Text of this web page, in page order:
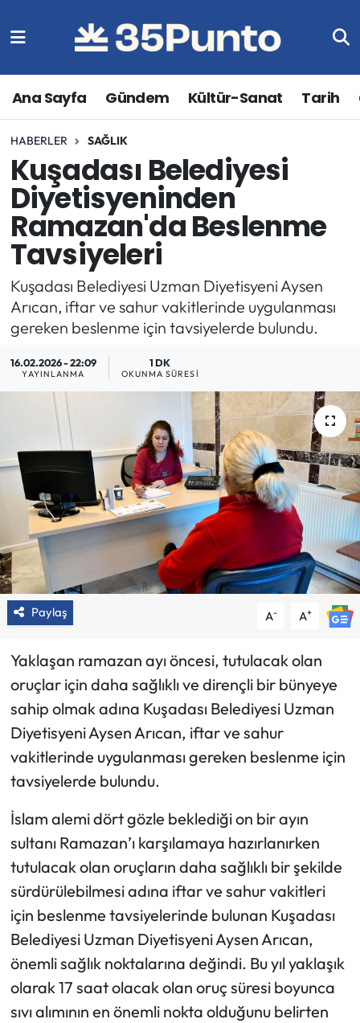
Ana Sayfa Gündem Kültür-Sanat Tarih
HABERLER SAĞLIK
Kuşadası Belediyesi
Diyetisyeninden
Ramazan'da Beslenme
Tavsiyeleri
Kuşadası Belediyesi Uzman Diyetisyeni Aysen
Arıcan, iftar ve sahur vakitlerinde uygulanması
gereken beslenme için tavsiyelerde bulundu.
16.02.2026 - 22:09
YAYINLANMA
1 DK
OKUNMA SÜRESI
Paylaş A- A+
Yaklaşan ramazan ayı öncesi, tutulacak olan
oruçlar için daha sağlıklı ve dirençli bir bünyeye
sahip olmak adına Kuşadası Belediyesi Uzman
Diyetisyeni Aysen Arıcan, iftar ve sahur
vakitlerinde uygulanması gereken beslenme için
tavsiyelerde bulundu.
İslam alemi dört gözle beklediği on bir ayın
sultanı Ramazan’ı karşılamaya hazırlanırken
tutulacak olan oruçların daha sağlıklı bir şekilde
sürdürülebilmesi adına iftar ve sahur vakitleri
için beslenme tavsiyelerinde bulunan Kuşadası
Belediyesi Uzman Diyetisyeni Aysen Arıcan,
önemli sağlık noktalarına değindi. Bu yıl yaklaşık
olarak 17 saat olacak olan oruç süresi boyunca
sıvı alımının en önemli nokta olduğunu belirten